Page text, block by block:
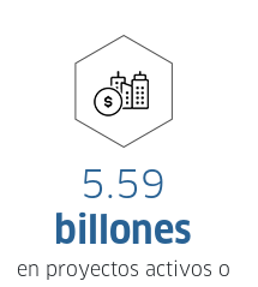
5.59
billones
en proyectos activos o